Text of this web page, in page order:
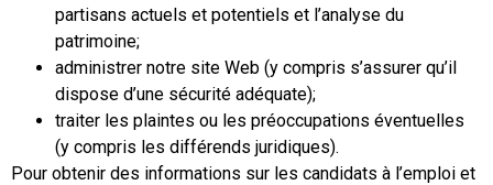
partisans actuels et potentiels et l’analyse du
patrimoine;
administrer notre site Web (y compris s’assurer qu’il
dispose d’une sécurité adéquate);
traiter les plaintes ou les préoccupations éventuelles
(y compris les différends juridiques).
Pour obtenir des informations sur les candidats à l’emploi et